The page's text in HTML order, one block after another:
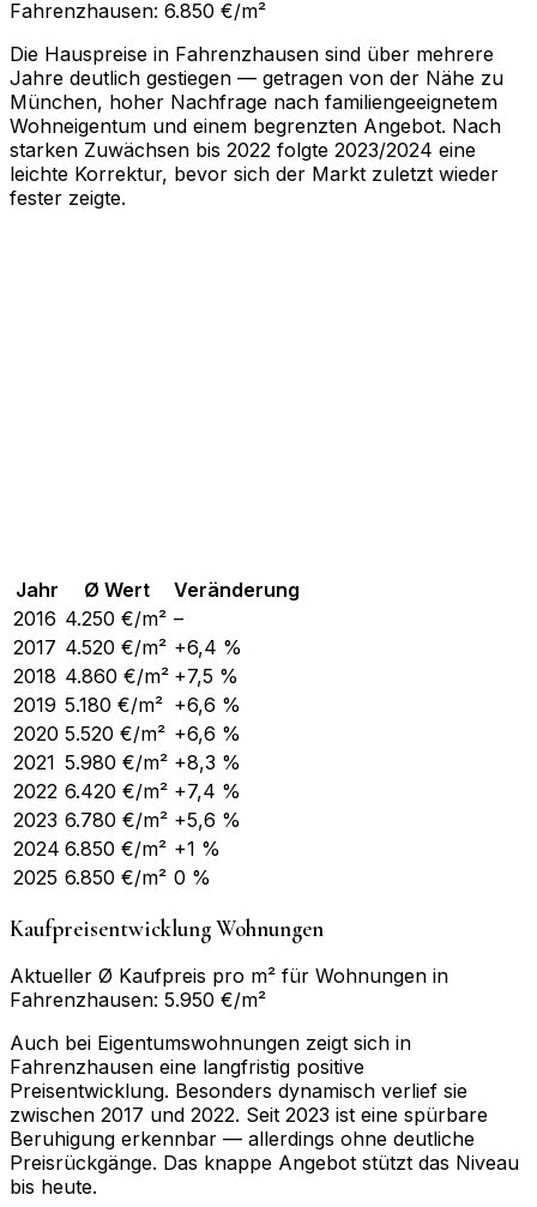
Fahrenzhausen: 6.850 €/m²
Die Hauspreise in Fahrenzhausen sind über mehrere
Jahre deutlich gestiegen — getragen von der Nähe zu
München, hoher Nachfrage nach familiengeeignetem
Wohneigentum und einem begrenzten Angebot. Nach
starken Zuwächsen bis 2022 folgte 2023/2024 eine
leichte Korrektur, bevor sich der Markt zuletzt wieder
fester zeigte.
Jahr Ø Wert
Veränderung
2016 4.250 €/m² –
2017 4.520 €/m² +6,4 %
2018 4.860 €/m² +7,5 %
2019 5.180 €/m² +6,6 %
2020 5.520 €/m² +6,6 %
2021 5.980 €/m² +8,3 %
2022 6.420 €/m² +7,4 %
2023 6.780 €/m² +5,6 %
2024 6.850 €/m² +1 %
2025 6.850 €/m² 0 %
Kaufpreisentwicklung Wohnungen
Aktueller Ø Kaufpreis pro m² für Wohnungen in
Fahrenzhausen: 5.950 €/m²
Auch bei Eigentumswohnungen zeigt sich in
Fahrenzhausen eine langfristig positive
Preisentwicklung. Besonders dynamisch verlief sie
zwischen 2017 und 2022. Seit 2023 ist eine spürbare
Beruhigung erkennbar — allerdings ohne deutliche
Preisrückgänge. Das knappe Angebot stützt das Niveau
bis heute.